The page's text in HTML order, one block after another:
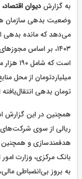
به گزارشدیوان اقتصاد،
وضعیت بدهی سازمان
می‌دهد که مانده بدهی
تومان بدهی انتقال‌یافته از سال
همچنین در این گزارش
ریالی از سوی
هدفمندسازی و همچنین
بانک مرکزی، وزارت
به بروز بی‌انضباطی